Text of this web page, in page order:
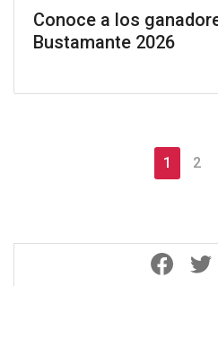
Conoce a los
Bustamante 2026
1 2